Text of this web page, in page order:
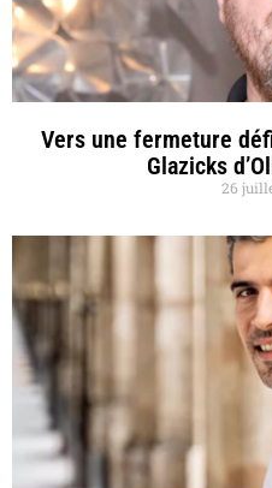
Vers une fermeture
Glazicks
26